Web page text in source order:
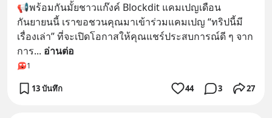
📢พร้อมกันมั้ยชาวแก๊งค์ Blockdit แคมเปญเดือน
กันยายนนี้ เราขอชวนคุณมาเข้าร่วมแคมเปญ “ทริปนี้มี
เรื่องเล่า” ที่จะเปิดโอกาสให้คุณแชร์ประสบการณ์ดี ๆ จาก
การ... อ่านต่อ
1
13 บันทึก 44 3 27